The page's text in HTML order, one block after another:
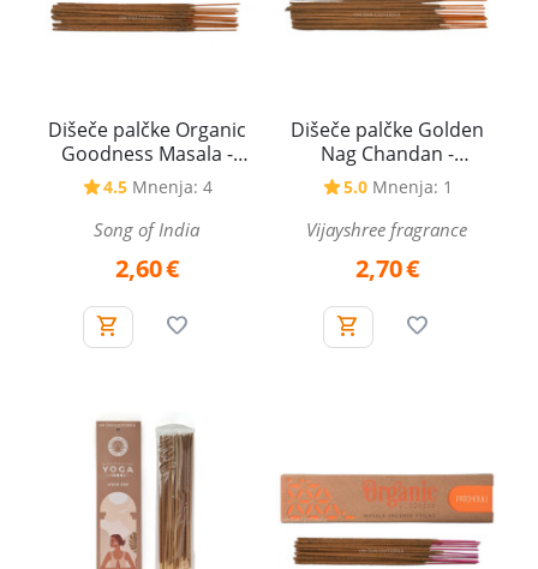
Dišeče palčke Organic
Goodness Masala -
White sage - Beli žajbelj,
15 g
4.5 Mnenja: 4
Song of India
2,60€
Dišeče palčke Golden
Nag Chandan -
Sandalovina, 15 g
5.0 Mnenja: 1
Vijayshree fragrance
2,70€